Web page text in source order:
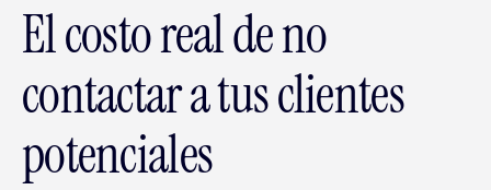
El costo real de no
contactar a tus clientes
potenciales